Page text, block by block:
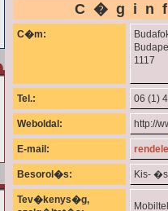
C�m:
1117
Tel.: 06 (1)
Weboldal: http://
E-mail:
Besorol�s: Kis-
Tev�kenys�g,